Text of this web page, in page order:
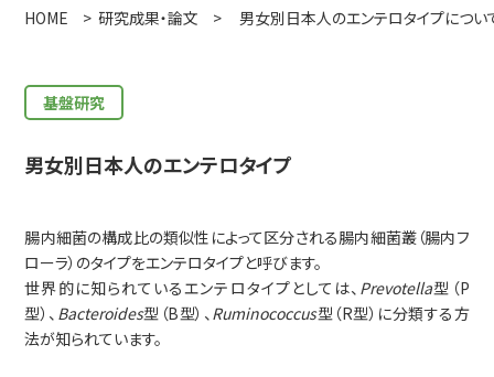
HOME > 研究成果・論文 > 男女別日本人のエンテロタイプについ
基盤研究
男女別日本人のエンテロタイプ
腸内細菌の構成比の類似性によって区分される腸内細菌叢（腸内フ
ローラ）のタイプをエンテロタイプと呼びます。
世界的に知られているエンテロタイプとしては、 Prevotella型（P
型）、 Bacteroides型（B型）、Ruminococcus型（R型）に分類する方
法が知られています。
研究アプローチ
100万人の腸内健やかプロジェクト
事業内容
SYMGRAM